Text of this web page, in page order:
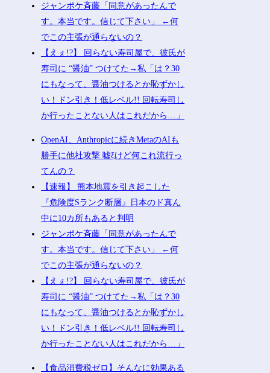
ジャンポケ斉藤「同意があったんで
す。本当です。信じて下さい」 ←何
でこの主張が通らないの？
【えぇ!?】 回らない寿司屋で、彼氏が
寿司に “醤油” つけてた→私「は？30
にもなって、醤油つけるとか恥ずかし
い！ドン引き！低レベル!! 回転寿司し
か行ったことない人はこれだから…」
OpenAI、Anthropicに続きMetaのAIも
勝手に他社攻撃 嘘ξけど何これ流行っ
てんの？
【速報】 熊本地震を引き起こした
『危険度Sランク断層』日本のド真ん
中に10カ所もあると判明
ジャンポケ斉藤「同意があったんで
す。本当です。信じて下さい」 ←何
でこの主張が通らないの？
【えぇ!?】 回らない寿司屋で、彼氏が
寿司に “醤油” つけてた→私「は？30
にもなって、醤油つけるとか恥ずかし
い！ドン引き！低レベル!! 回転寿司し
か行ったことない人はこれだから…」
【食品消費税ゼロ】そんなに効果ある